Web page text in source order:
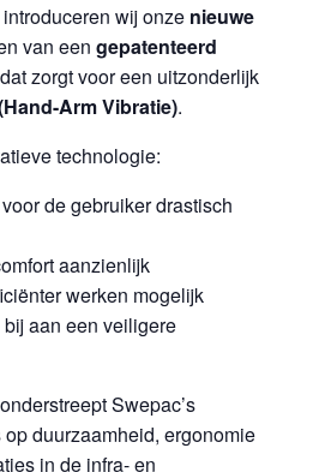
wij onze nieuwe
van eengepatenteerd
dat zorgt voor een uitzonderlijk
Arm Vibratie).
technologie:
de gebruiker drastisch
aanzienlijk
werken mogelijk
aan een veiligere
Swepac’s
duurzaamheid, ergonomie
in de infra- en